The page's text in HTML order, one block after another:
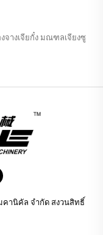
งจางเจียกั๋ง มณฑลเจียงซู
คานิคัล จำกัด สงวนสิทธิ์